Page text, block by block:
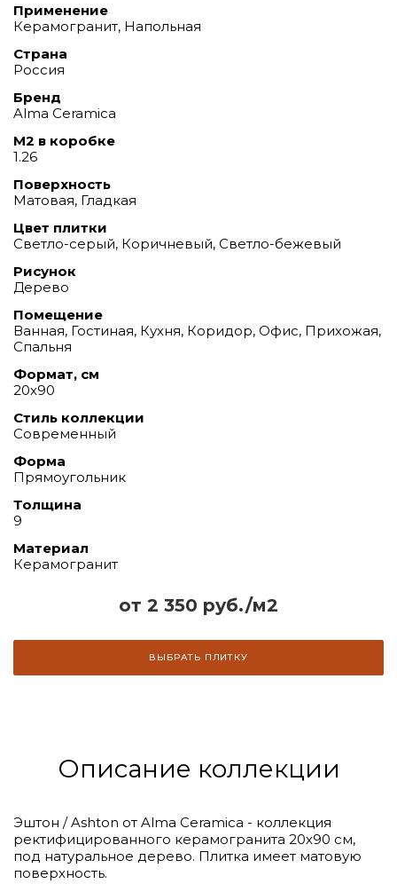
от 2 350 руб./м2
ВЫБРАТЬ ПЛИТКУ
Применение
Керамогранит, Напольная
Страна
Россия
Бренд
Alma Ceramica
М2 в коробке
1.26
Поверхность
Матовая, Гладкая
Цвет плитки
Светло-серый, Коричневый, Светло-бежевый
Рисунок
Дерево
Помещение
Ванная, Гостиная, Кухня, Коридор, Офис, Прихожая,
Спальня
Формат, см
20х90
Стиль коллекции
Современный
Форма
Прямоугольник
Толщина
9
Материал
Керамогранит
Описание коллекции
Эштон / Ashton от Alma Ceramica - коллекция
ректифицированного керамогранита 20х90 см,
под натуральное дерево. Плитка имеет матовую
поверхность.